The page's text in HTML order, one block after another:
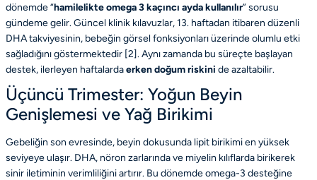
dönemde “hamilelikte omega 3 kaçıncı ayda kullanılır” sorusu
gündeme gelir. Güncel klinik kılavuzlar, 13. haftadan itibaren düzenli
DHA takviyesinin, bebeğin görsel fonksiyonları üzerinde olumlu etki
sağladığını göstermektedir [2]. Aynı zamanda bu süreçte başlayan
destek, ilerleyen haftalardaerken doğum riskini de azaltabilir.
Üçüncü Trimester: Yoğun Beyin
Genişlemesi ve Yağ Birikimi
Gebeliğin son evresinde, beyin dokusunda lipit birikimi en yüksek
seviyeye ulaşır. DHA, nöron zarlarında ve miyelin kılıflarda birikerek
sinir iletiminin verimliliğini artırır. Bu dönemde omega-3 desteğine